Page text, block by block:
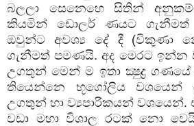
බලලා සෙනෙහෙ සිතින්
කියමින් ඩොලර් ණයට ගැනීමත්
ඔවුන්ට අවශ්‍ය දේ දී (විකුණා
ගැනීමත් පමණයි. අද මෙරට ඉන්න
උගතුන් මෙන් ම ඉතා ක්‍ෂුද්‍ර
තියෙන්නෙ භූගෝලිය වශයෙන්
උගතුන් හා ව්‍යපාරිකයන් වශයෙන්.
වඩා මහා විශාල රටක් නො